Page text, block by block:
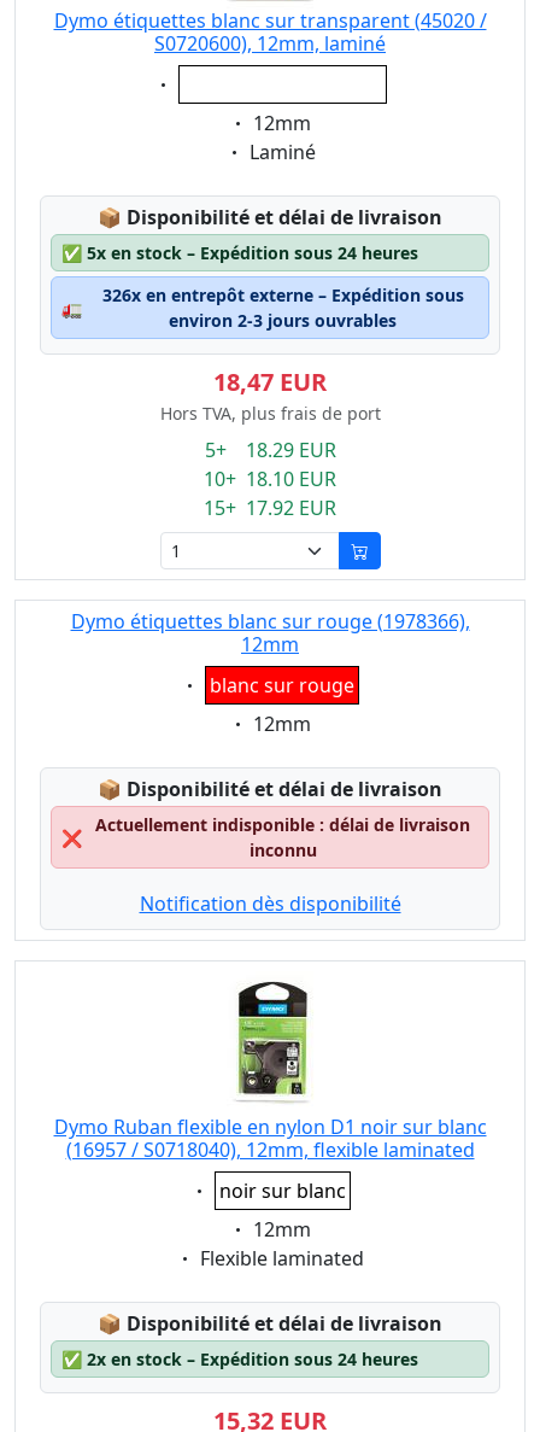
Dymo étiquettes blanc sur transparent (45020 /
S0720600), 12mm, laminé
Eigenschaft:
Eigenschaft:
12mm
Eigenschaft:
Laminé
📦 Lagerstatus:
Disponibilité et délai de livraison
✅ 5x en stock – Expédition sous 24 heures
🚛
326x en entrepôt externe – Expédition sous
environ 2-3 jours ouvrables
18,47 EUR
Hors TVA, plus frais de port
5+ 18.29 EUR
10+ 18.10 EUR
15+ 17.92 EUR
Dymo étiquettes blanc sur rouge (1978366),
12mm
Eigenschaft:
blanc sur rouge
Eigenschaft:
12mm
📦 Lagerstatus:
Disponibilité et délai de livraison
❌
Actuellement indisponible : délai de livraison
inconnu
Notification dès disponibilité
Dymo Ruban flexible en nylon D1 noir sur blanc
(16957 / S0718040), 12mm, flexible laminated
Eigenschaft:
noir sur blanc
Eigenschaft:
12mm
Eigenschaft:
Flexible laminated
📦 Lagerstatus:
Disponibilité et délai de livraison
✅ 2x en stock – Expédition sous 24 heures
15,32 EUR